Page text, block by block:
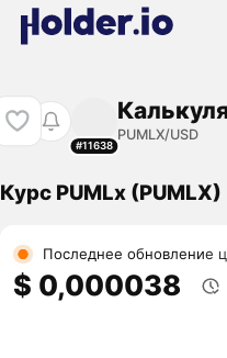
#11638
PUMLX/USD
Курс PUMLx (PUMLX)
Последнее обновление
$ 0,000038